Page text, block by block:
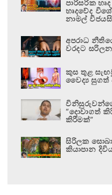
පාරිසරික
හෘදවේද
නාමල්
අපරාධ
වරදට
කුස තුළ
වෛද්‍ය සුගත්
විනිසුරුවන්ගේ
“දොවාගත්
කිරීමක්”
සිරිලක
කියාපාන